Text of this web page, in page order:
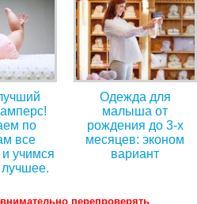
по
все
учимся
Одежда для
малыша от
рождения до 3-х
месяцев: эконом
вариант
перепроверять